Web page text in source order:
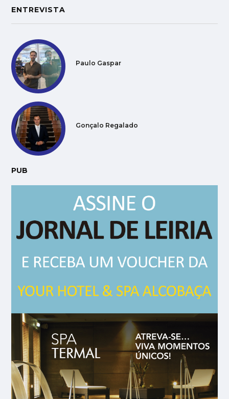
ENTREVISTA
Paulo Gaspar
Gonçalo Regalado
PUB